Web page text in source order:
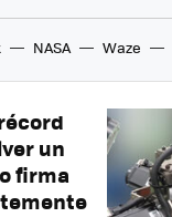
NASA Waze
un
firma